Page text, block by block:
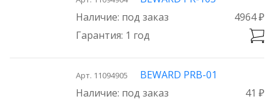
под заказ
4964 ₽
1 год
под заказ
Арт. 11094905
BEWARD PRB-01
41 ₽